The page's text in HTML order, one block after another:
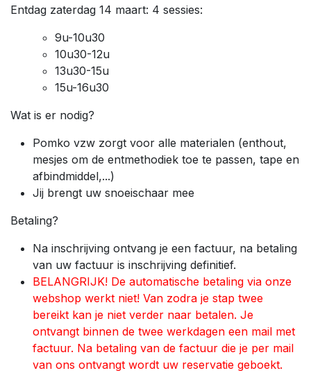
Entdag zaterdag 14 maart: 4 sessies:
9u-10u30
10u30-12u
13u30-15u
15u-16u30
Wat is er nodig?
Pomko vzw zorgt voor alle materialen (enthout,
mesjes om de entmethodiek toe te passen, tape en
afbindmiddel,...)
Jij brengt uw snoeischaar mee
Betaling?
Na inschrijving ontvang je een factuur, na betaling
van uw factuur is inschrijving definitief.
BELANGRIJK! De automatische betaling via onze
webshop werkt niet! Van zodra je stap twee
bereikt kan je niet verder naar betalen. Je
ontvangt binnen de twee werkdagen een mail met
factuur. Na betaling van de factuur die je per mail
van ons ontvangt wordt uw reservatie geboekt.